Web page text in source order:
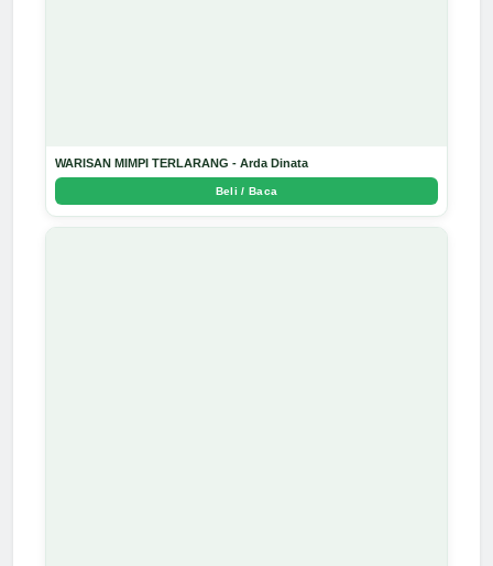
WARISAN MIMPI TERLARANG - Arda Dinata
Beli / Baca